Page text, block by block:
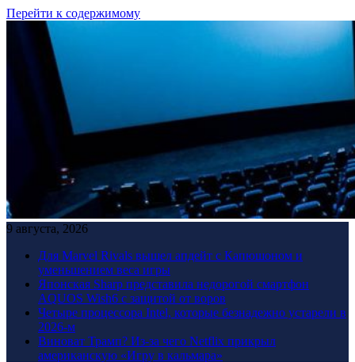
Перейти к содержимому
9 августа, 2026
Для Marvel Rivals вышел апдейт с Капюшоном и
уменьшением веса игры
Японская Sharp представила недорогой смартфон
AQUOS Wish6 с защитой от воров
Четыре процессора Intel, которые безнадежно устарели в
2026-м
Виноват Трамп? Из-за чего Netflix прикрыл
американскую «Игру в кальмара»